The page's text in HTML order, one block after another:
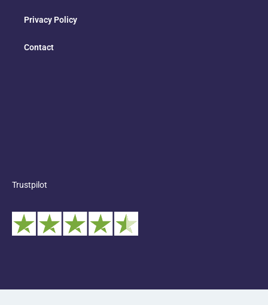
Privacy Policy
Contact
Trustpilot